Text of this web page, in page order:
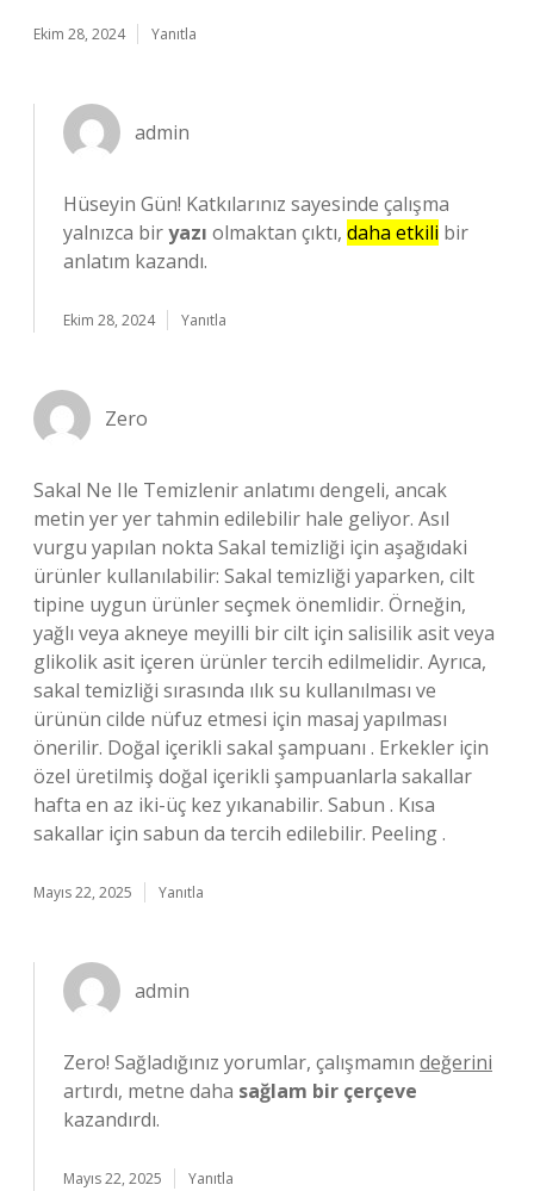
Ekim 28, 2024 Yanıtla
admin
Hüseyin Gün! Katkılarınız sayesinde çalışma
yalnızca biryazı olmaktan çıktı, daha etkili bir
anlatım kazandı.
Ekim 28, 2024 Yanıtla
Zero
Sakal Ne Ile Temizlenir anlatımı dengeli, ancak
metin yer yer tahmin edilebilir hale geliyor. Asıl
vurgu yapılan nokta Sakal temizliği için aşağıdaki
ürünler kullanılabilir: Sakal temizliği yaparken, cilt
tipine uygun ürünler seçmek önemlidir. Örneğin,
yağlı veya akneye meyilli bir cilt için salisilik asit veya
glikolik asit içeren ürünler tercih edilmelidir. Ayrıca,
sakal temizliği sırasında ılık su kullanılması ve
ürünün cilde nüfuz etmesi için masaj yapılması
önerilir. Doğal içerikli sakal şampuanı . Erkekler için
özel üretilmiş doğal içerikli şampuanlarla sakallar
hafta en az iki-üç kez yıkanabilir. Sabun . Kısa
sakallar için sabun da tercih edilebilir. Peeling .
Mayıs 22, 2025 Yanıtla
admin
Zero! Sağladığınız yorumlar, çalışmamın değerini
artırdı, metne daha sağlam bir çerçeve
kazandırdı.
Mayıs 22, 2025 Yanıtla